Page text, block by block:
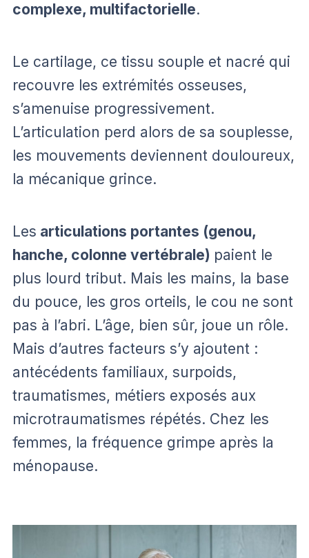
complexe, multifactorielle.
Le cartilage, ce tissu souple et nacré qui
recouvre les extrémités osseuses,
s’amenuise progressivement.
L’articulation perd alors de sa souplesse,
les mouvements deviennent douloureux,
la mécanique grince.
Les articulations portantes (genou,
hanche, colonne vertébrale) paient le
plus lourd tribut. Mais les mains, la base
du pouce, les gros orteils, le cou ne sont
pas à l’abri. L’âge, bien sûr, joue un rôle.
Mais d’autres facteurs s’y ajoutent :
antécédents familiaux, surpoids,
traumatismes, métiers exposés aux
microtraumatismes répétés. Chez les
femmes, la fréquence grimpe après la
ménopause.